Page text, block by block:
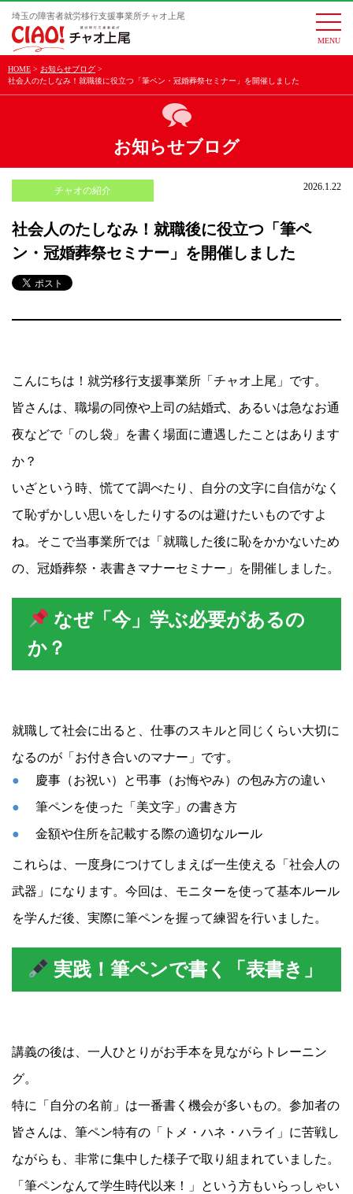
埼玉の障害者就労移行支援事業所チャオ上尾
HOME
お知らせブログ
社会人のたしなみ！就職後に役立つ「筆ペン・冠婚葬祭セミナー」を開催しました
お知らせブログ
チャオの紹介 2026.1.22
社会人のたしなみ！就職後に役立つ「筆ペ
ン・冠婚葬祭セミナー」を開催しました
こんにちは！就労移行支援事業所「チャオ上尾」です。
皆さんは、職場の同僚や上司の結婚式、あるいは急なお通
夜などで「のし袋」を書く場面に遭遇したことはあります
か？
いざという時、慌てて調べたり、自分の文字に自信がなく
て恥ずかしい思いをしたりするのは避けたいものですよ
ね。そこで当事業所では「就職した後に恥をかかないため
の、冠婚葬祭・表書きマナーセミナー」を開催しました。
なぜ「今」学ぶ必要があるの
か？
就職して社会に出ると、仕事のスキルと同じくらい大切に
なるのが「お付き合いのマナー」です。
慶事（お祝い）と弔事（お悔やみ）の包み方の違い
筆ペンを使った「美文字」の書き方
金額や住所を記載する際の適切なルール
これらは、一度身につけてしまえば一生使える「社会人の
武器」になります。今回は、モニターを使って基本ルール
を学んだ後、実際に筆ペンを握って練習を行いました。
実践！筆ペンで書く「表書き」
講義の後は、一人ひとりがお手本を見ながらトレーニン
グ。
特に「自分の名前」は一番書く機会が多いもの。参加者の
皆さんは、筆ペン特有の「トメ・ハネ・ハライ」に苦戦し
ながらも、非常に集中した様子で取り組まれていました。
「筆ペンなんて学生時代以来！」という方もいらっしゃい